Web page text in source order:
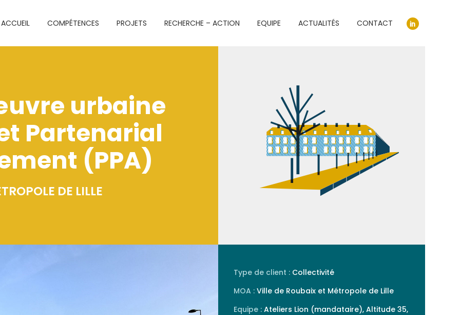
ACCUEIL COMPÉTENCES PROJETS RECHERCHE – ACTION EQUIPE ACTUALITÉS CONTACT
urbaine
Partenarial
(PPA)
DE LILLE
Type de client : Collectivité
MOA :Ville de Roubaix et Métropole de Lille
Equipe :Ateliers Lion (mandataire), Altitude 35,